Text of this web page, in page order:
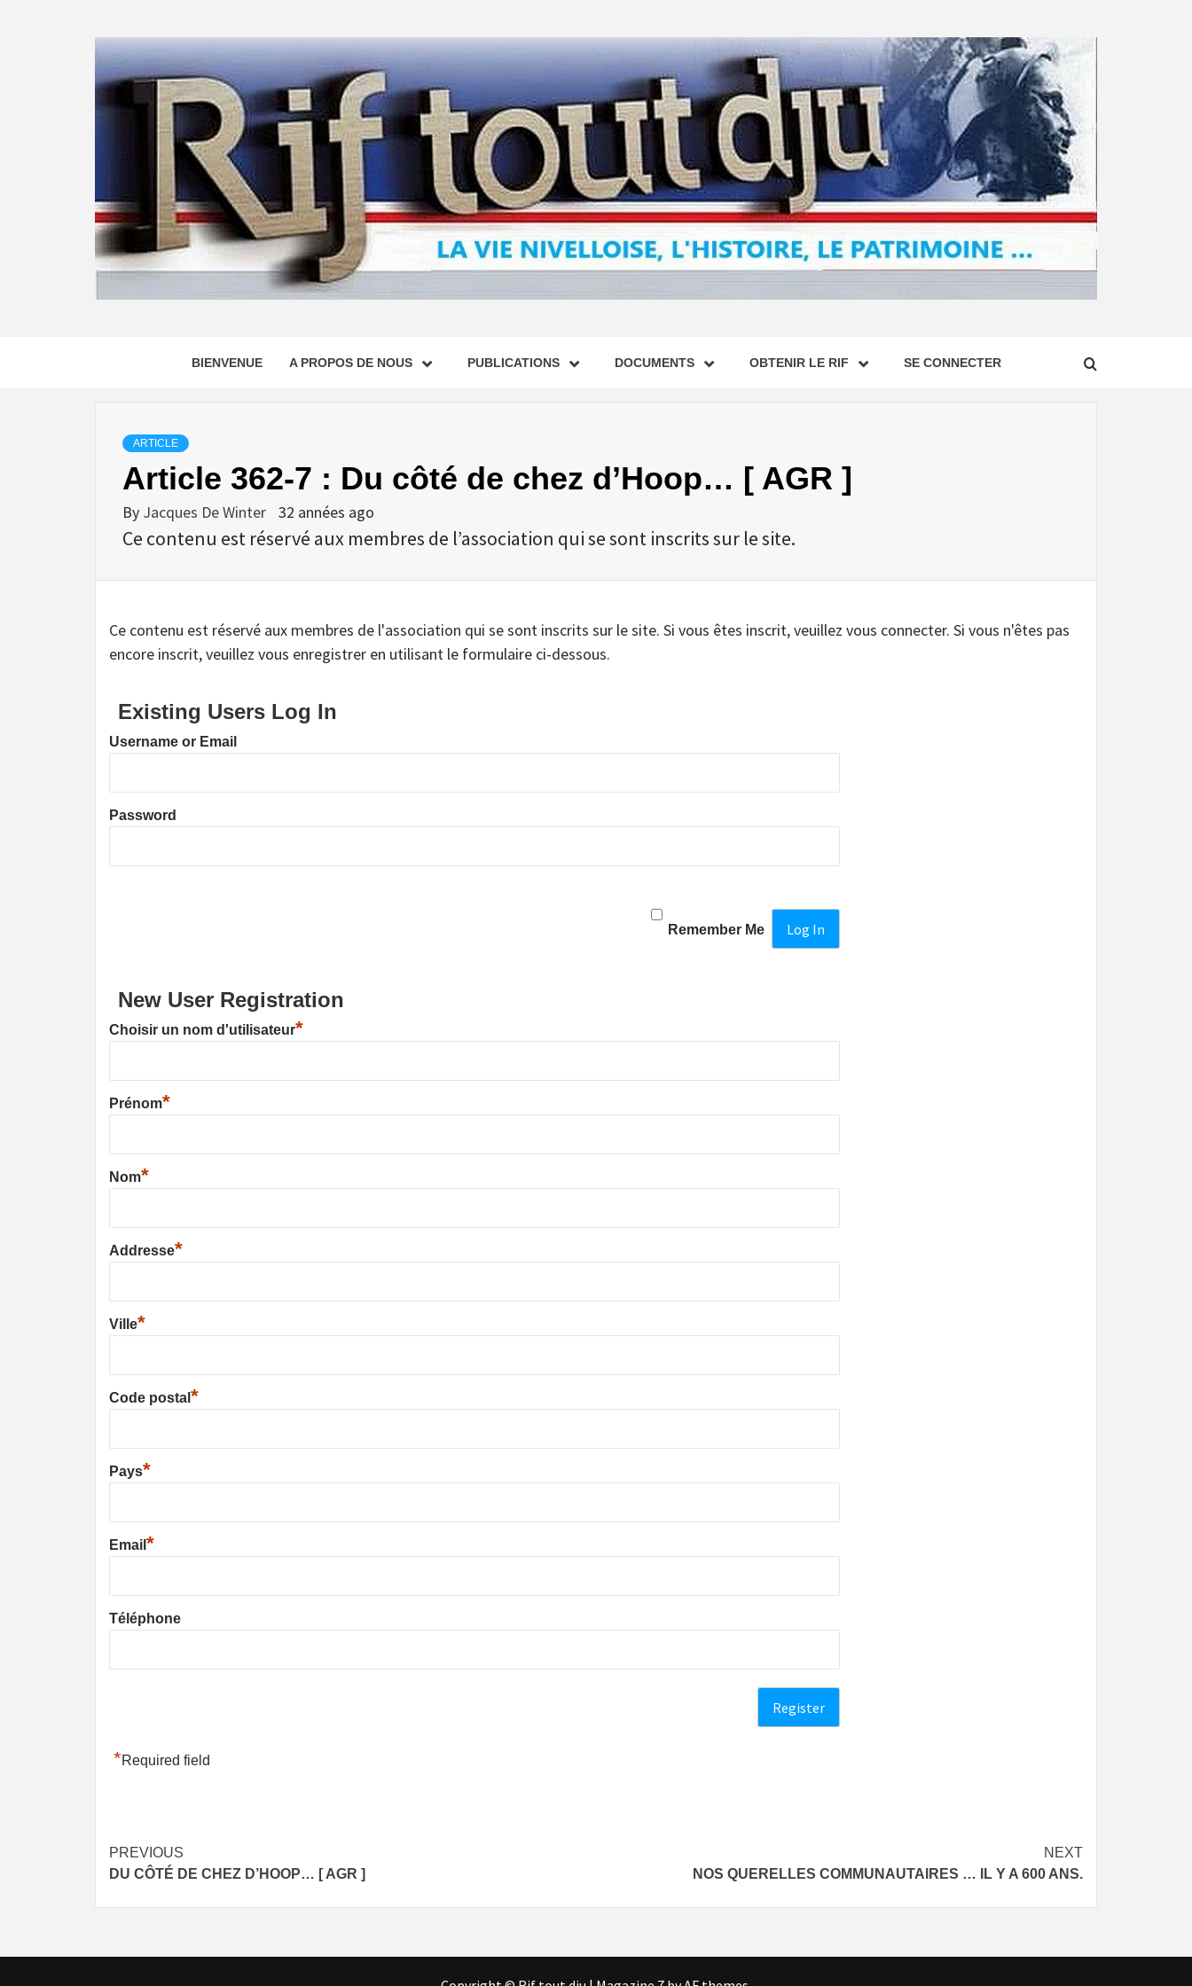
BIENVENUE A PROPOS DE NOUS PUBLICATIONS DOCUMENTS OBTENIR LE RIF SE CONNECTER
ARTICLE
Article 362-7 : Du côté de chez d’Hoop… [ AGR ]
By Jacques De Winter 32 années ago
Ce contenu est réservé aux membres de l’association qui se sont inscrits sur le site.
Ce contenu est réservé aux membres de l'association qui se sont inscrits sur le site. Si vous êtes inscrit, veuillez vous connecter. Si vous n'êtes pas
encore inscrit, veuillez vous enregistrer en utilisant le formulaire ci-dessous.
Existing Users Log In
Username or Email
Password
Remember Me
New User Registration
Choisir un nom d'utilisateur*
Prénom*
Nom*
Addresse*
Ville*
Code postal *
Pays*
Email *
Téléphone
*Required field
Post
navigation
PREVIOUS
DU CÔTÉ DE CHEZ D’HOOP… [ AGR ]
NEXT
NOS QUERELLES COMMUNAUTAIRES … IL Y A 600 ANS.